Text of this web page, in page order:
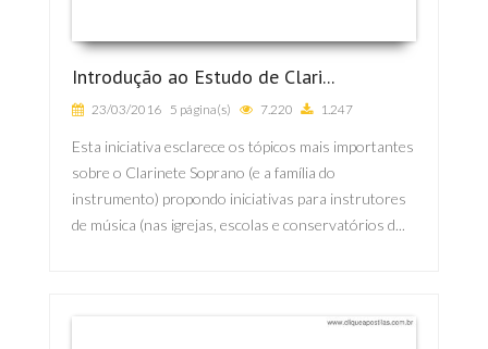
Introdução ao Estudo de Clari...
23/03/2016 5 página(s) 7.220 1.247
Esta iniciativa esclarece os tópicos mais importantes
sobre o Clarinete Soprano (e a família do
instrumento) propondo iniciativas para instrutores
de música (nas igrejas, escolas e conservatórios d...